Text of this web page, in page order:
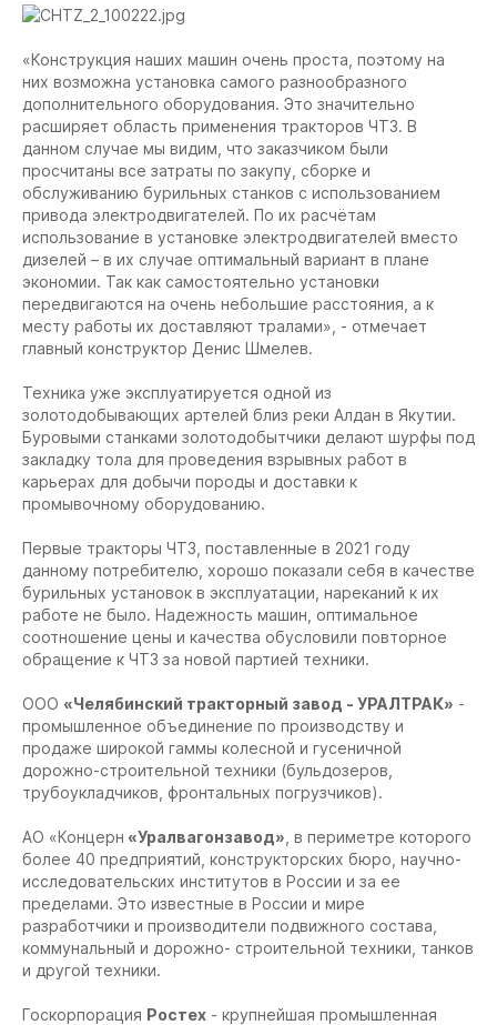
«Конструкция наших машин очень проста, поэтому на
них возможна установка самого разнообразного
дополнительного оборудования. Это значительно
расширяет область применения тракторов ЧТЗ. В
данном случае мы видим, что заказчиком были
просчитаны все затраты по закупу, сборке и
обслуживанию бурильных станков с использованием
привода электродвигателей. По их расчётам
использование в установке электродвигателей вместо
дизелей – в их случае оптимальный вариант в плане
экономии. Так как самостоятельно установки
передвигаются на очень небольшие расстояния, а к
месту работы их доставляют тралами», - отмечает
главный конструктор Денис Шмелев.
Техника уже эксплуатируется одной из
золотодобывающих артелей близ реки Алдан в Якутии.
Буровыми станками золотодобытчики делают шурфы под
закладку тола для проведения взрывных работ в
карьерах для добычи породы и доставки к
промывочному оборудованию.
Первые тракторы ЧТЗ, поставленные в 2021 году
данному потребителю, хорошо показали себя в качестве
бурильных установок в эксплуатации, нареканий к их
работе не было. Надежность машин, оптимальное
соотношение цены и качества обусловили повторное
обращение к ЧТЗ за новой партией техники.
ООО «Челябинский тракторный завод - УРАЛТРАК» -
промышленное объединение по производству и
продаже широкой гаммы колесной и гусеничной
дорожно-строительной техники (бульдозеров,
трубоукладчиков, фронтальных погрузчиков).
АО «Концерн «Уралвагонзавод» , в периметре которого
более 40 предприятий, конструкторских бюро, научно-
исследовательских институтов в России и за ее
пределами. Это известные в России и мире
разработчики и производители подвижного состава,
коммунальный и дорожно- строительной техники, танков
и другой техники.
Госкорпорация Ростех - крупнейшая промышленная